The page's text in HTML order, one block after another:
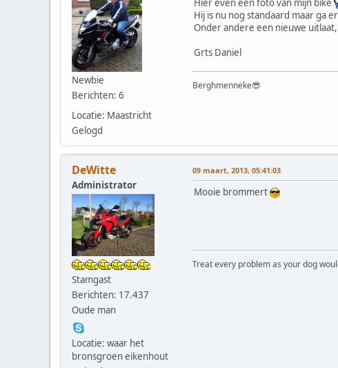
Newbie
Berichten: 6
Locatie: Maastricht
Gelogd
Hier even een foto van mijn bike
Hij is nu nog standaard maar ga
Onder andere een nieuwe
Grts Daniel
Berghmenneke😎
DeWitte
Administrator
Stamgast
Berichten: 17.437
Oude man
Locatie: waar het
bronsgroen eikenhout
09 maart, 2013, 05:41:03
Mooie brommert
Treat every problem as your dog